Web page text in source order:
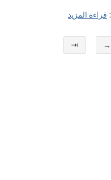
قراءة المزيد
→
⇥